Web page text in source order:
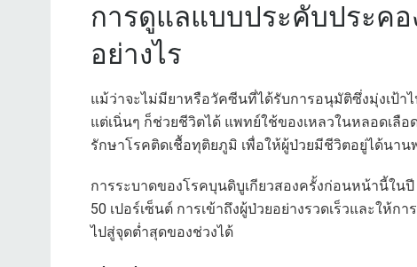
การดูแลแบบประคับประค
อย่างไร
แม้ว่าจะไม่มียาหรือวัคซีนที่ได้รับการอนุมัติซึ่งมุ่งเป้า
แต่เนิ่นๆ ก็ช่วยชีวิตได้ แพทย์ใช้ของเหลวในหลอดเลื
รักษาโรคติดเชื้อทุติยภูมิ เพื่อให้ผู้ป่วยมีชีวิตอยู่ได้นา
การระบาดของโรคบุนดิบูเกียวสองครั้งก่อนหน้านี้ในปี
50 เปอร์เซ็นต์ การเข้าถึงผู้ป่วยอย่างรวดเร็วและให้
ไปสู่จุดต่ำสุดของช่วงได้